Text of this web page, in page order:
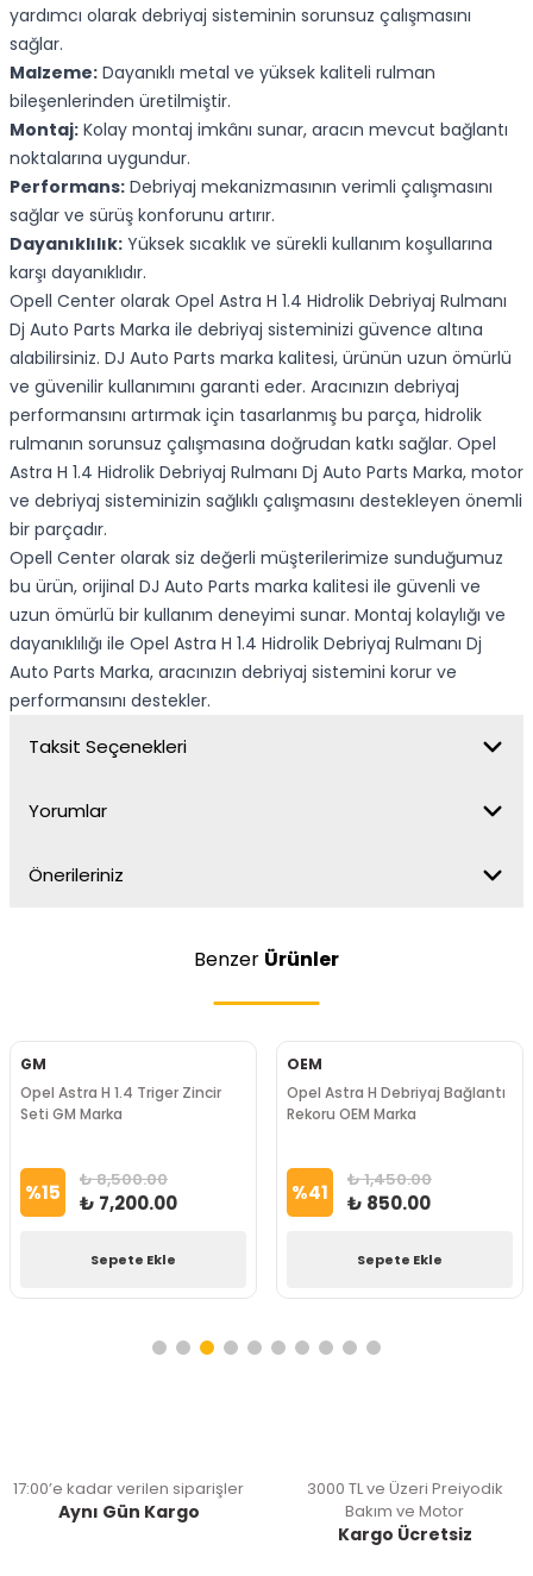
yardımcı olarak debriyaj sisteminin sorunsuz çalışmasını
sağlar.
Malzeme: Dayanıklı metal ve yüksek kaliteli rulman
bileşenlerinden üretilmiştir.
Montaj: Kolay montaj imkânı sunar, aracın mevcut bağlantı
noktalarına uygundur.
Performans: Debriyaj mekanizmasının verimli çalışmasını
sağlar ve sürüş konforunu artırır.
Dayanıklılık: Yüksek sıcaklık ve sürekli kullanım koşullarına
karşı dayanıklıdır.
Opell Center olarak Opel Astra H 1.4 Hidrolik Debriyaj Rulmanı
Dj Auto Parts Marka ile debriyaj sisteminizi güvence altına
alabilirsiniz. DJ Auto Parts marka kalitesi, ürünün uzun ömürlü
ve güvenilir kullanımını garanti eder. Aracınızın debriyaj
performansını artırmak için tasarlanmış bu parça, hidrolik
rulmanın sorunsuz çalışmasına doğrudan katkı sağlar. Opel
Astra H 1.4 Hidrolik Debriyaj Rulmanı Dj Auto Parts Marka, motor
ve debriyaj sisteminizin sağlıklı çalışmasını destekleyen önemli
bir parçadır.
Opell Center olarak siz değerli müşterilerimize sunduğumuz
bu ürün, orijinal DJ Auto Parts marka kalitesi ile güvenli ve
uzun ömürlü bir kullanım deneyimi sunar. Montaj kolaylığı ve
dayanıklılığı ile Opel Astra H 1.4 Hidrolik Debriyaj Rulmanı Dj
Auto Parts Marka, aracınızın debriyaj sistemini korur ve
performansını destekler.
Taksit Seçenekleri
Yorumlar
Önerileriniz
Benzer Ürünler
GM
Opel Astra H 1.4 Triger Zincir
Seti GM Marka
%15 ₺ 8,500.00
₺ 7,200.00
Sepete Ekle
OEM
Opel Astra H Debriyaj Bağlantı
Rekoru OEM Marka
%41 ₺ 1,450.00
₺ 850.00
Sepete Ekle
17:00’e kadar verilen siparişler
Aynı Gün Kargo
3000 TL ve Üzeri Preiyodik
Bakım ve Motor
Kargo Ücretsiz